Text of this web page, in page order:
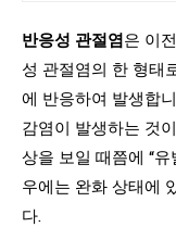
반응성 관절염은 이
성 관절염의 한 형태
에 반응하여 발생합
감염이 발생하는 것
상을 보일 때쯤에 “
우에는 완화 상태에
다.